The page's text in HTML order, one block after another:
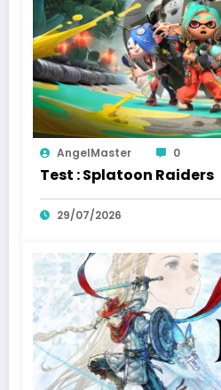
AngelMaster 0
Test : Splatoon Raiders
29/07/2026